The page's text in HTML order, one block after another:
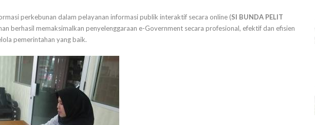
perkebunan dalam pelayanan informasi publik interaktif secara online (SI BUNDA PELIT
berhasil memaksimalkan penyelenggaraan e-Government secara profesional, efektif dan efisien
pemerintahan yang baik.